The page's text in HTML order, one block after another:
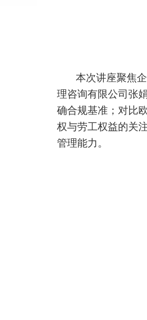
本次讲座聚焦
理咨询有限公司张
确合规基准 ； 对比
权与劳工权益的关
管理能力 。